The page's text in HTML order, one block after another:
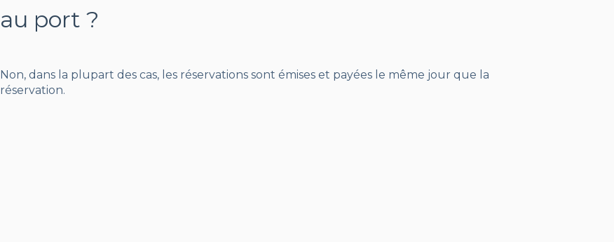
au port ?
Non, dans la plupart des cas, les réservations sont émises et payées le même jour que la
réservation.